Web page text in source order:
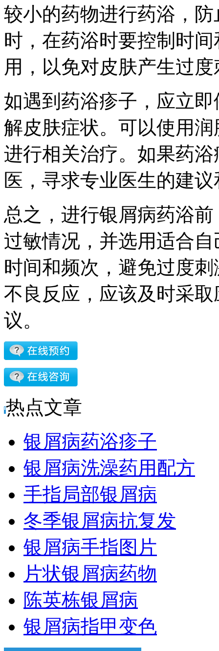
较小的药物进行药浴，
时，在药浴时要控制时
用，以免对皮肤产生过
如遇到药浴疹子，应立
解皮肤症状。可以使用
进行相关治疗。如果药
医，寻求专业医生的建
总之，进行银屑病药浴
过敏情况，并选用适合
时间和频次，避免过度
不良反应，应该及时采
议。
热点文章
银屑病药浴疹子
银屑病洗澡药用配方
手指局部银屑病
冬季银屑病抗复发
银屑病手指图片
片状银屑病药物
陈英栋银屑病
银屑病指甲变色